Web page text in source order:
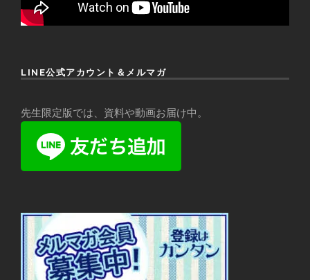
LINE公式アカウント＆メルマガ
先生限定版では、資料や動画お届け中。